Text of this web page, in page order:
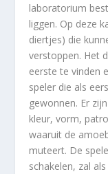
laboratorium
liggen. Op deze
diertjes) die
verstoppen. Het
eerste te vinden
speler die als
gewonnen. Er
kleur, vorm,
waaruit de
muteert. De
schakelen, zal